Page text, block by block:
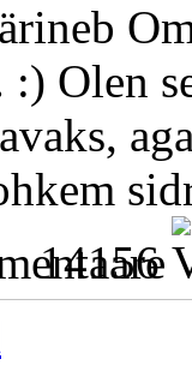
:) Olen
14156